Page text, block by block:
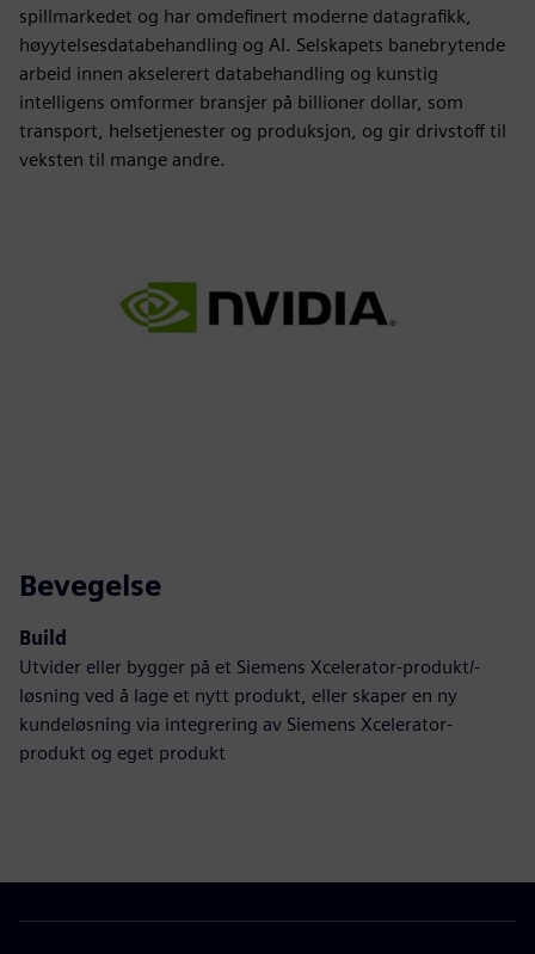
spillmarkedet og har omdefinert moderne datagrafikk,
høyytelsesdatabehandling og AI. Selskapets banebrytende
arbeid innen akselerert databehandling og kunstig
intelligens omformer bransjer på billioner dollar, som
transport, helsetjenester og produksjon, og gir drivstoff til
veksten til mange andre.
Bevegelse
Build
Utvider eller bygger på et Siemens Xcelerator-produkt/-
løsning ved å lage et nytt produkt, eller skaper en ny
kundeløsning via integrering av Siemens Xcelerator-
produkt og eget produkt